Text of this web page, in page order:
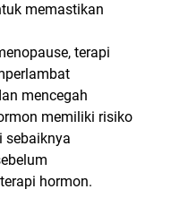
memastikan
terapi
mencegah
memiliki risiko
sebaiknya
hormon.